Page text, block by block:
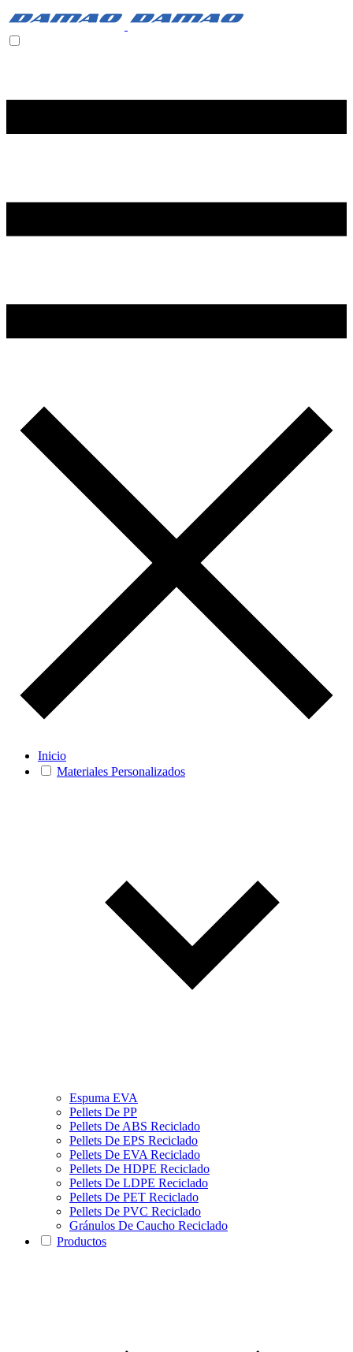
Inicio
Materiales Personalizados
Espuma EVA
Pellets De PP
Pellets De ABS Reciclado
Pellets De EPS Reciclado
Pellets De EVA Reciclado
Pellets De HDPE Reciclado
Pellets De LDPE Reciclado
Pellets De PET Reciclado
Pellets De PVC Reciclado
Gránulos De Caucho Reciclado
Productos